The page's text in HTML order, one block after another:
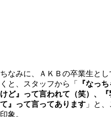
ちなみに、ＡＫＢの卒業生と
くと、スタッフから「
『なっ
けど』って言われて（笑）、
て』って言ってあります 」と
印象。